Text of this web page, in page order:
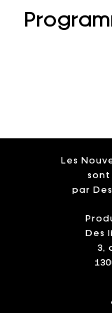
Alexandre
et la pensée
Sud, à la
Les
par
Des
3,